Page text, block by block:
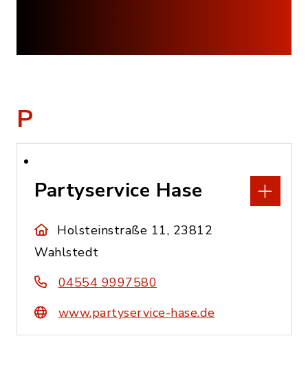
P
Partyservice Hase
Holsteinstraße 11, 23812
Wahlstedt
04554 9997580
www.partyservice-hase.de